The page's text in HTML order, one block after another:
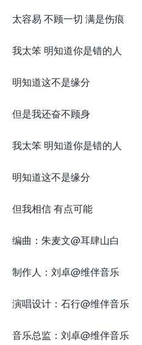
太容易 不顾一切 满是伤痕
我太笨 明知道你是错的人
明知道这不是缘分
但是我还奋不顾身
我太笨 明知道你是错的人
明知道这不是缘分
但我相信 有点可能
编曲：朱麦文@耳肆山白
制作人：刘卓@维伴音乐
演唱设计：石行@维伴音乐
音乐总监：刘卓@维伴音乐